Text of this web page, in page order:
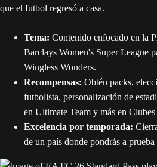
que el futbol regresó a casa.
Tema: Contenido enfocado en la
Barclays Women's Super League
Wingless Wonders.
Recompensas: Obtén packs,
futbolista, personalización de
en Ultimate Team y más en
Excelencia por temporada:
de un país donde pondrás a